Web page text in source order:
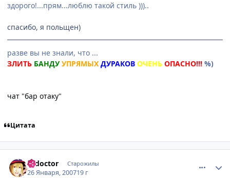
здорого!...прям...люблю такой стиль )))..
спасибо, я польщен)
разве вы не знали, что ...
ЗЛИТЬ БАНДУ УПРЯМЫХ ДУРАКОВ ОЧЕНЬ ОПАСНО!!! %)
чат "бар отаку"
Цитата
k_doctor Старожилы
26 Января, 200719 г